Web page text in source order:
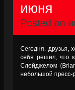
июня
Posted on
Сегодня, друзья,
себя решил, что
Слейджелом
небольшой пресс-